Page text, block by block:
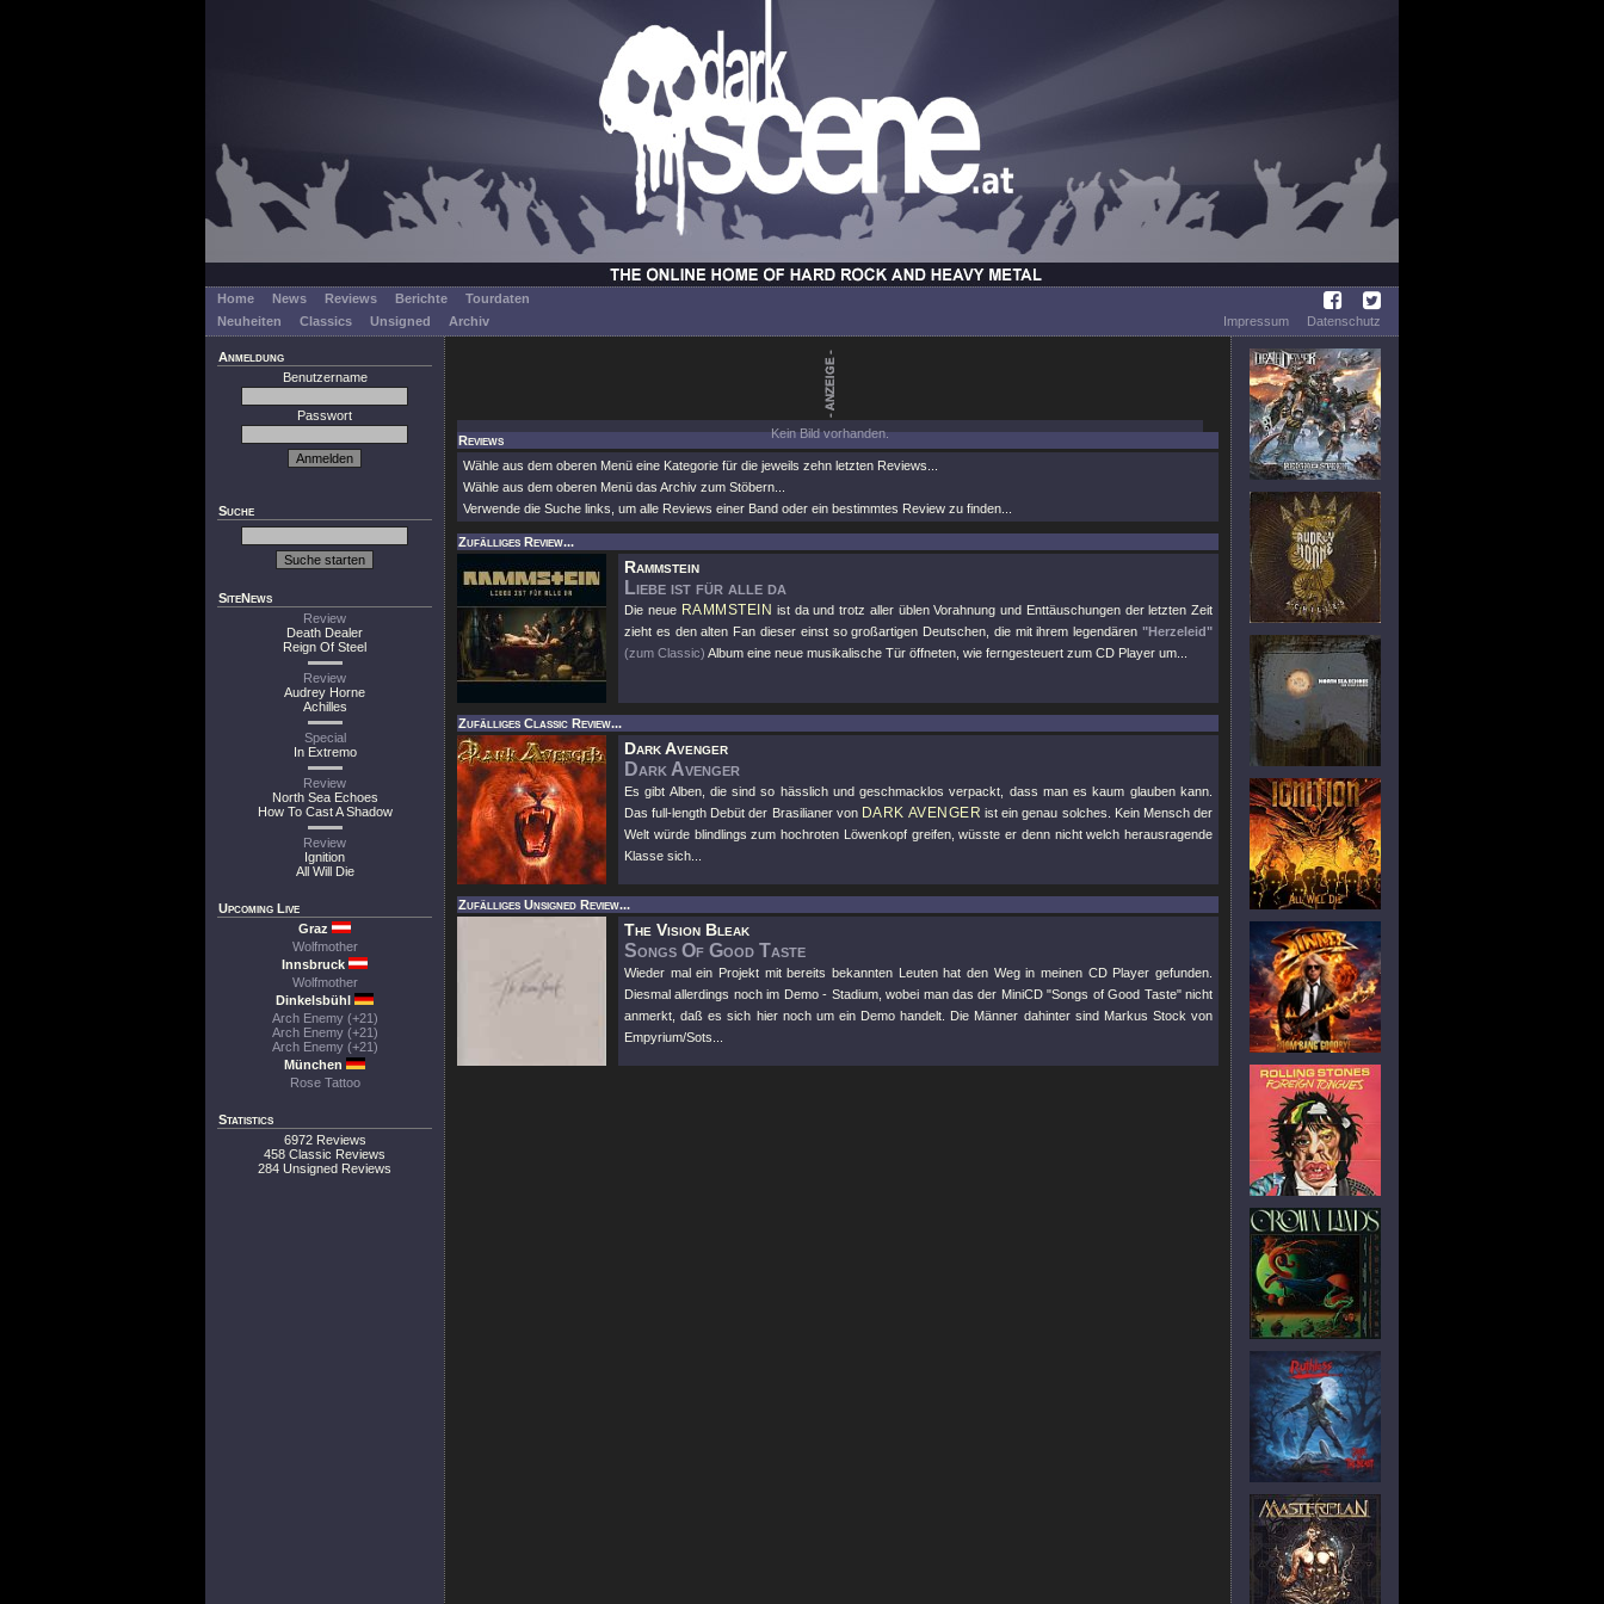
Home News Reviews Berichte
Tourdaten
Neuheiten
Classics Unsigned Archiv Impressum Datenschutz
Anmeldung
Benutzername
Passwort
Suche
SiteNews
Review
Death Dealer
Reign Of Steel
Review
Audrey Horne
Achilles
Special
In Extremo
Review
North Sea Echoes
How To Cast A Shadow
Review
Ignition
All Will Die
Upcoming Live
Graz
Wolfmother
Innsbruck
Wolfmother
Dinkelsbühl
Arch Enemy (+21)
Arch Enemy (+21)
Arch Enemy (+21)
München
Rose Tattoo
Statistics
6972 Reviews
458 Classic Reviews
284 Unsigned Reviews
Kein Bild vorhanden.
Reviews
Wähle aus dem oberen Menü eine Kategorie für die jeweils zehn letzten Reviews...
Wähle aus dem oberen Menü das Archiv zum Stöbern...
Verwende die Suche links, um alle Reviews einer Band oder ein bestimmtes Review zu finden...
Zufälliges Review...
Rammstein
Liebe ist für alle da
Die neue RAMMSTEIN ist da und trotz aller üblen Vorahnung und Enttäuschungen der letzten Zeit
zieht es den alten Fan dieser einst so großartigen Deutschen, die mit ihrem legendären "Herzeleid"
(zum Classic) Album eine neue musikalische Tür öffneten, wie ferngesteuert zum CD Player um...
Zufälliges Classic Review...
Dark Avenger
Dark Avenger
Es gibt Alben, die sind so hässlich und geschmacklos verpackt, dass man es kaum glauben kann.
Das full-length Debüt der Brasilianer von DARK AVENGER ist ein genau solches. Kein Mensch der
Welt würde blindlings zum hochroten Löwenkopf greifen, wüsste er denn nicht welch herausragende
Klasse sich...
Zufälliges Unsigned Review...
The Vision Bleak
Songs Of Good Taste
Wieder mal ein Projekt mit bereits bekannten Leuten hat den Weg in meinen CD Player gefunden.
Diesmal allerdings noch im Demo - Stadium, wobei man das der MiniCD "Songs of Good Taste" nicht
anmerkt, daß es sich hier noch um ein Demo handelt. Die Männer dahinter sind Markus Stock von
Empyrium/Sots...